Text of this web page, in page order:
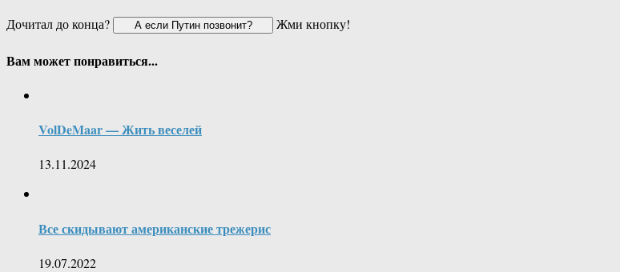
Дочитал до конца?
Жми кнопку!
Вам может понравиться...
VolDeMaar — Жить веселей
13.11.2024
Все скидывают американские трежерис
19.07.2022